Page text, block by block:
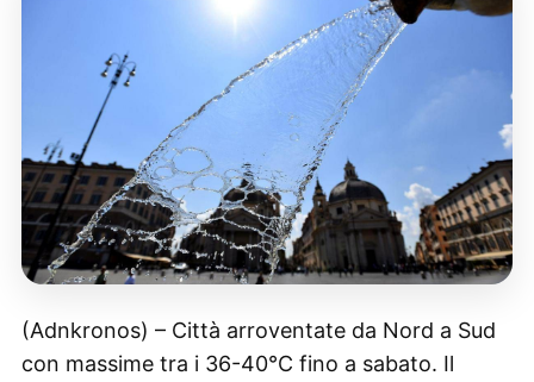
(Adnkronos) – Città arroventate da Nord a Sud
con massime tra i 36-40°C fino a sabato. Il